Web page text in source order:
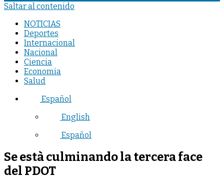
Saltar al contenido
NOTICIAS
Deportes
Internacional
Nacional
Ciencia
Economia
Salud
Español
English
Español
Se està culminando la tercera face
del PDOT